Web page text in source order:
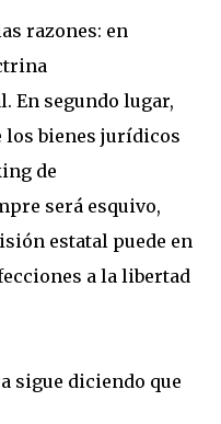
razones: en
En segundo lugar,
los bienes jurídicos
de
será esquivo,
estatal puede en
a la libertad
sigue diciendo que